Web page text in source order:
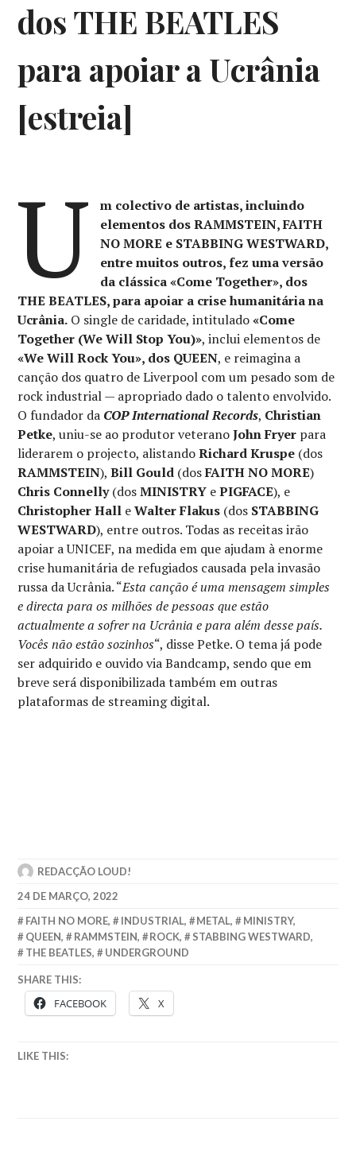
dos THE BEATLES
para apoiar a Ucrânia
[estreia]
U
m colectivo de artistas, incluindo
elementos dos RAMMSTEIN, FAITH
NO MORE e STABBING WESTWARD,
entre muitos outros, fez uma versão
da clássica «Come Together», dos
THE BEATLES, para apoiar a crise humanitária na
Ucrânia. O single de caridade, intitulado«Come
Together (We Will Stop You)», inclui elementos de
«We Will Rock You», dos QUEEN, e reimagina a
canção dos quatro de Liverpool com um pesado som de
rock industrial — apropriado dado o talento envolvido.
O fundador da COP International Records, Christian
Petke, uniu-se ao produtor veteranoJohn Fryer para
liderarem o projecto, alistandoRichard Kruspe (dos
RAMMSTEIN),Bill Gould (dosFAITH NO MORE)
Chris Connelly(dosMINISTRY ePIGFACE), e
Christopher Hall eWalter Flakus (dos STABBING
WESTWARD), entre outros. Todas as receitas irão
apoiar a UNICEF, na medida em que ajudam à enorme
crise humanitária de refugiados causada pela invasão
russa da Ucrânia. “Esta canção é uma mensagem simples
e directa para os milhões de pessoas que estão
actualmente a sofrer na Ucrânia e para além desse país.
Vocês não estão sozinhos“, disse Petke. O tema já pode
ser adquirido e ouvido via Bandcamp, sendo que em
breve será disponibilizada também em outras
plataformas de streaming digital.
REDACÇÃO LOUD!
24 DE MARÇO, 2022
FAITH NO MORE, INDUSTRIAL, METAL, MINISTRY,
QUEEN, RAMMSTEIN, ROCK, STABBING WESTWARD,
THE BEATLES, UNDERGROUND
SHARE THIS:
FACEBOOK X
LIKE THIS: